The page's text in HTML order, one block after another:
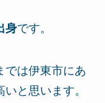
身です。
では伊東市にあ
と思います。